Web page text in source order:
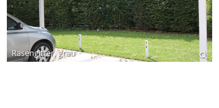
Rasengitter, grau